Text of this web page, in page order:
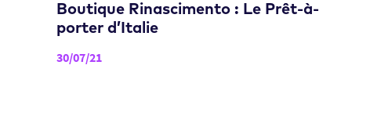
Boutique Rinascimento : Le Prêt-à-
porter d’Italie
30/07/21